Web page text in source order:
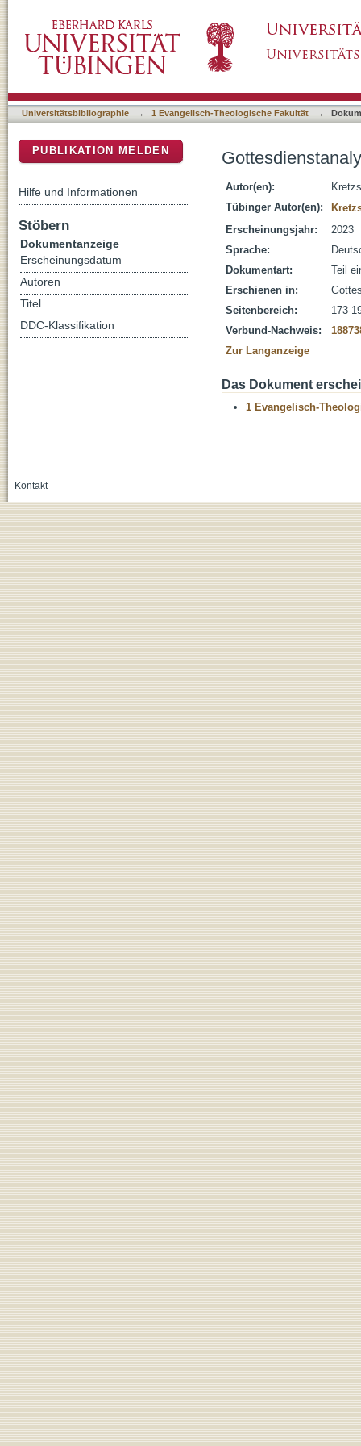
Universitätsbibliographie → 1 Evangelisch-Theologische Fakultät →
Autor(en):
Tübinger Autor(en):
Erscheinungsjahr:
2023
Sprache:
Dokumentart:
Teil
Erschienen in:
Seitenbereich:
173-
Verbund-Nachweis:
Zur Langanzeige
Das Dokument
1 Evangelisch-
PUBLIKATION MELDEN
Hilfe und Informationen
Stöbern
Dokumentanzeige
Erscheinungsdatum
Autoren
Titel
DDC-Klassifikation
Kontakt